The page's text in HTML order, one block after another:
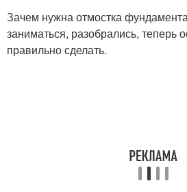
Зачем нужна отмостка
заниматься, разобрались, теперь
правильно сделать.